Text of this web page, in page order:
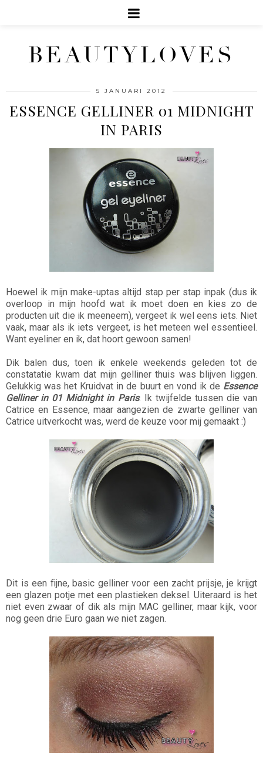
BEAUTYLOVES
5 JANUARI 2012
ESSENCE GELLINER 01 MIDNIGHT
IN PARIS
Hoewel ik mijn make-uptas altijd stap per stap inpak (dus ik
overloop in mijn hoofd wat ik moet doen en kies zo de
producten uit die ik meeneem), vergeet ik wel eens iets. Niet
vaak, maar als ik iets vergeet, is het meteen wel essentieel.
Want eyeliner en ik, dat hoort gewoon samen!
Dik balen dus, toen ik enkele weekends geleden tot de
constatatie kwam dat mijn gelliner thuis was blijven liggen.
Gelukkig was het Kruidvat in de buurt en vond ik de Essence
Gelliner in 01 Midnight in Paris. Ik twijfelde tussen die van
Catrice en Essence, maar aangezien de zwarte gelliner van
Catrice uitverkocht was, werd de keuze voor mij gemaakt :)
Dit is een fijne, basic gelliner voor een zacht prijsje, je krijgt
een glazen potje met een plastieken deksel. Uiteraard is het
niet even zwaar of dik als mijn MAC gelliner, maar kijk, voor
nog geen drie Euro gaan we niet zagen.